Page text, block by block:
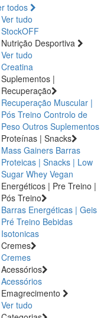
todos
Ver tudo
StockOFF
Nutrição Desportiva
Ver tudo
Creatina
Suplementos |
Recuperação
Recuperação Muscular |
Pós Treino Controlo de
Peso Outros Suplementos
Proteínas | Snacks
Mass Gainers Barras
Proteicas | Snacks | Low
Sugar Whey Vegan
Energéticos | Pre Treino |
Pós Treino
Barras Energéticas | Geis
Pré Treino Bebidas
Isotonicas
Cremes
Cremes
Acessórios
Acessórios
Emagrecimento
Ver tudo